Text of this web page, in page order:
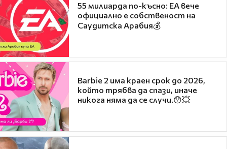
55 милиарда по-късно: EA вече
официално е собственост на
Саудитска Арабия💰
Barbie 2 има краен срок до 2026,
който трябва да спази, иначе
никога няма да се случи.😯💥